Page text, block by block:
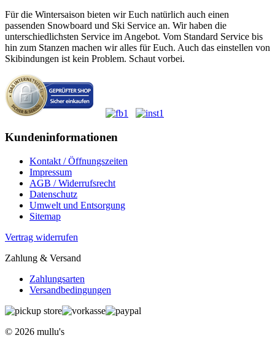
Für die Wintersaison bieten wir Euch natürlich auch einen
passenden Snowboard und Ski Service an. Wir haben die
unterschiedlichsten Service im Angebot. Vom Standard Service bis
hin zum Stanzen machen wir alles für Euch. Auch das einstellen von
Skibindungen ist kein Problem. Schaut vorbei.
Kundeninformationen
Kontakt / Öffnungszeiten
Impressum
AGB / Widerrufsrecht
Datenschutz
Umwelt und Entsorgung
Sitemap
Vertrag widerrufen
Zahlung & Versand
Zahlungsarten
Versandbedingungen
© 2026 mullu's